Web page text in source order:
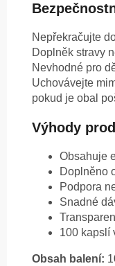
Nepřekračujte
Doplněk stravy
Nevhodné pro
Uchovávejte
pokud je obal
Výhody
Obsahuje
Doplněno
Podpora
Snadné
100 kapslí
Obsah balení: